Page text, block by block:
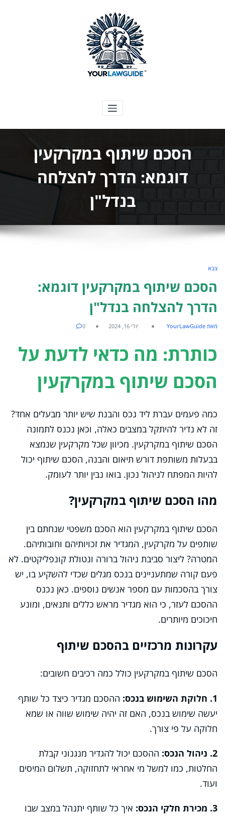
המדריך המשפטי שלך
הסכם שיתוף במקרקעין
דוגמא: הדרך להצלחה
בנדל"ן
צבא
הסכם שיתוף במקרקעין דוגמא:
הדרך להצלחה בנדל"ן
מאת YourLawGuide יולי 16, 2024 0
כותרת: מה כדאי לדעת על
הסכם שיתוף במקרקעין
כמה פעמים עברת ליד נכס והבנת שיש יותר מבעלים אחד?
זה לא נדיר להיתקל במצבים כאלה, וכאן נכנס לתמונה
הסכם שיתוף במקרקעין. מכיוון שכל מקרקעין שנמצא
בבעלות משותפת דורש תיאום והבנה, הסכם שיתוף יכול
להיות המפתח לניהול נכון. בואו נבין יותר לעומק.
מהו הסכם שיתוף במקרקעין?
הסכם שיתוף במקרקעין הוא הסכם משפטי שנחתם בין
שותפים על מקרקעין, המגדיר את זכויותיהם וחובותיהם.
המטרה? ליצור סביבת ניהול ברורה ונטולת קונפליקטים. לא
פעם קורה שמתעניינים בנכס מגלים שכדי להשקיע בו, יש
צורך בהסכמות עם מספר אנשים נוספים. כאן נכנס
ההסכם לעזר, כי הוא מגדיר מראש כללים ותנאים, ומונע
חיכוכים מיותרים.
עקרונות מרכזיים בהסכם שיתוף
הסכם שיתוף במקרקעין כולל כמה רכיבים חשובים:
1. חלוקת השימוש בנכס:
ההסכם מגדיר כיצד כל שותף
יעשה שימוש בנכס, האם זה יהיה שימוש שווה או שמא
חלוקה על פי צורך.
2. ניהול הנכס:
ההסכם יכול להגדיר מנגנוני קבלת
החלטות, כמו למשל מי אחראי לתחזוקה, תשלום המיסים
ועוד.
3. מכירת חלקי הנכס:
איך כל שותף יתנהל במצב שבו